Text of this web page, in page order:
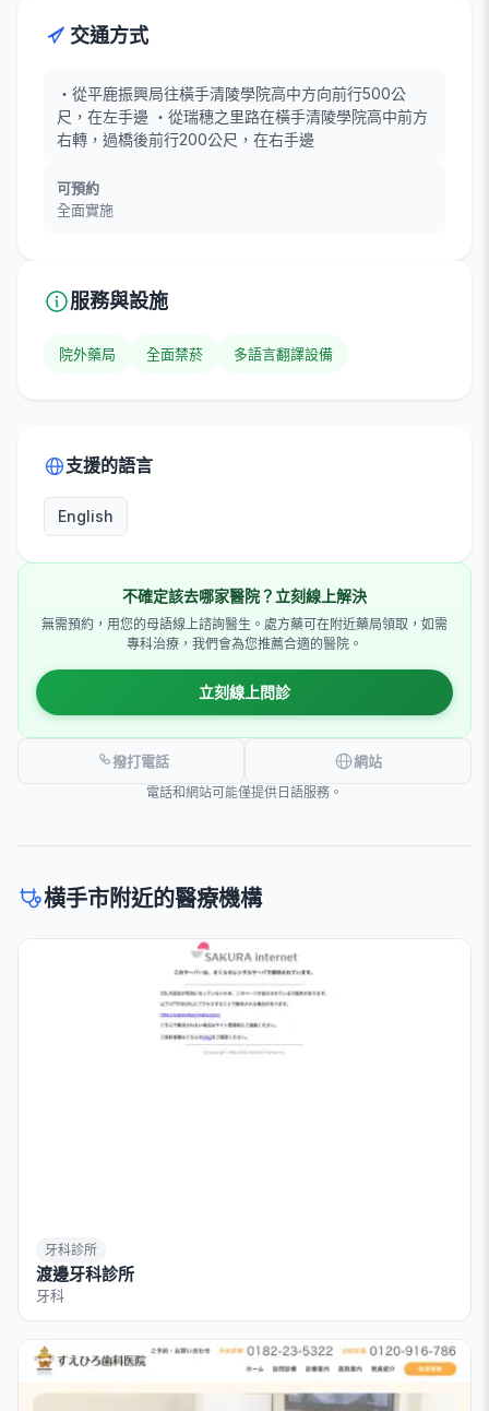
交通方式
・從平鹿振興局往橫手清陵學院高中方向前行500公
尺，在左手邊 ・從瑞穗之里路在橫手清陵學院高中前方
右轉，過橋後前行200公尺，在右手邊
可預約
全面實施
服務與設施
院外藥局 全面禁菸 多語言翻譯設備
支援的語言
English
不確定該去哪家醫院？立刻線上解決
無需預約，用您的母語線上諮詢醫生。處方藥可在附近藥局領取，如需
專科治療，我們會為您推薦合適的醫院。
立刻線上問診
撥打電話 網站
電話和網站可能僅提供日語服務。
横手市附近的醫療機構
牙科診所
渡邊牙科診所
牙科